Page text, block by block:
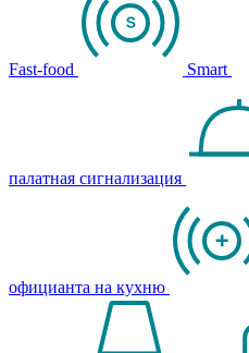
Fast-food Smart
палатная сигнализация
официанта на кухню